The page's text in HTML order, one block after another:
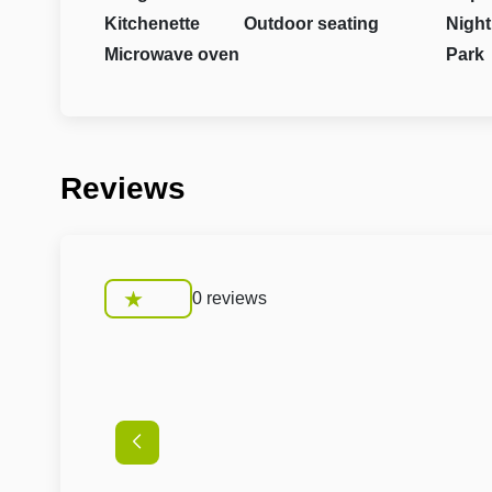
Kitchenette
Microwave oven
Outdoor seating
Park
Reviews
0 reviews